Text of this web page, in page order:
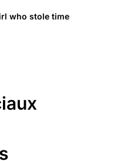
who stole time